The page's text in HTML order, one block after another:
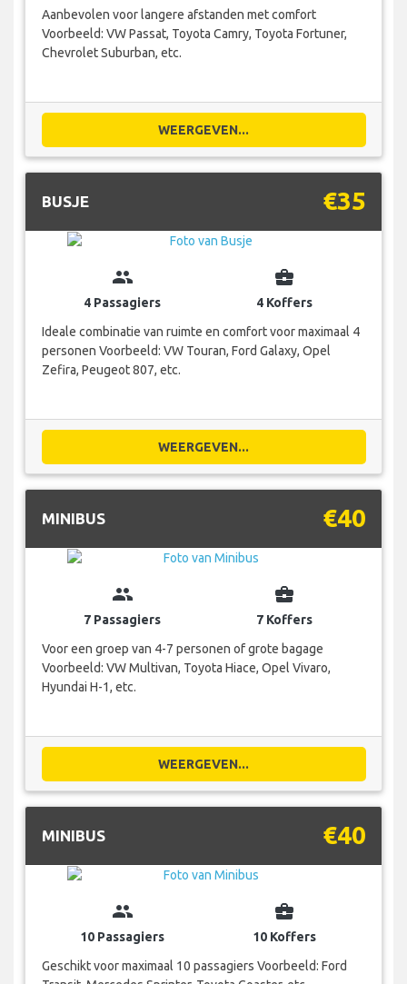
Aanbevolen voor langere afstanden met comfort
Voorbeeld: VW Passat, Toyota Camry, Toyota Fortuner,
Chevrolet Suburban, etc.
WEERGEVEN...
BUSJE €35
group
4 Passagiers
business_center
4 Koffers
Ideale combinatie van ruimte en comfort voor maximaal 4
personen Voorbeeld: VW Touran, Ford Galaxy, Opel
Zefira, Peugeot 807, etc.
WEERGEVEN...
MINIBUS €40
group
7 Passagiers
business_center
7 Koffers
Voor een groep van 4-7 personen of grote bagage
Voorbeeld: VW Multivan, Toyota Hiace, Opel Vivaro,
Hyundai H-1, etc.
WEERGEVEN...
MINIBUS €40
group
10 Passagiers
business_center
10 Koffers
Geschikt voor maximaal 10 passagiers Voorbeeld: Ford